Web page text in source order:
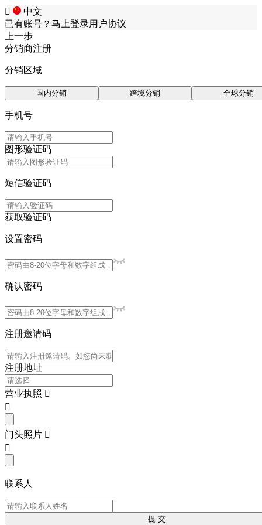

中文
已有账号？ 马上登录用户协议
上一步
分销商注册
分销区域
国内分销 跨境分销 全球分销
手机号
图形验证码
短信验证码
获取验证码
设置密码
确认密码
注册邀请码
注册地址
营业执照 

门头照片 

联系人
提 交